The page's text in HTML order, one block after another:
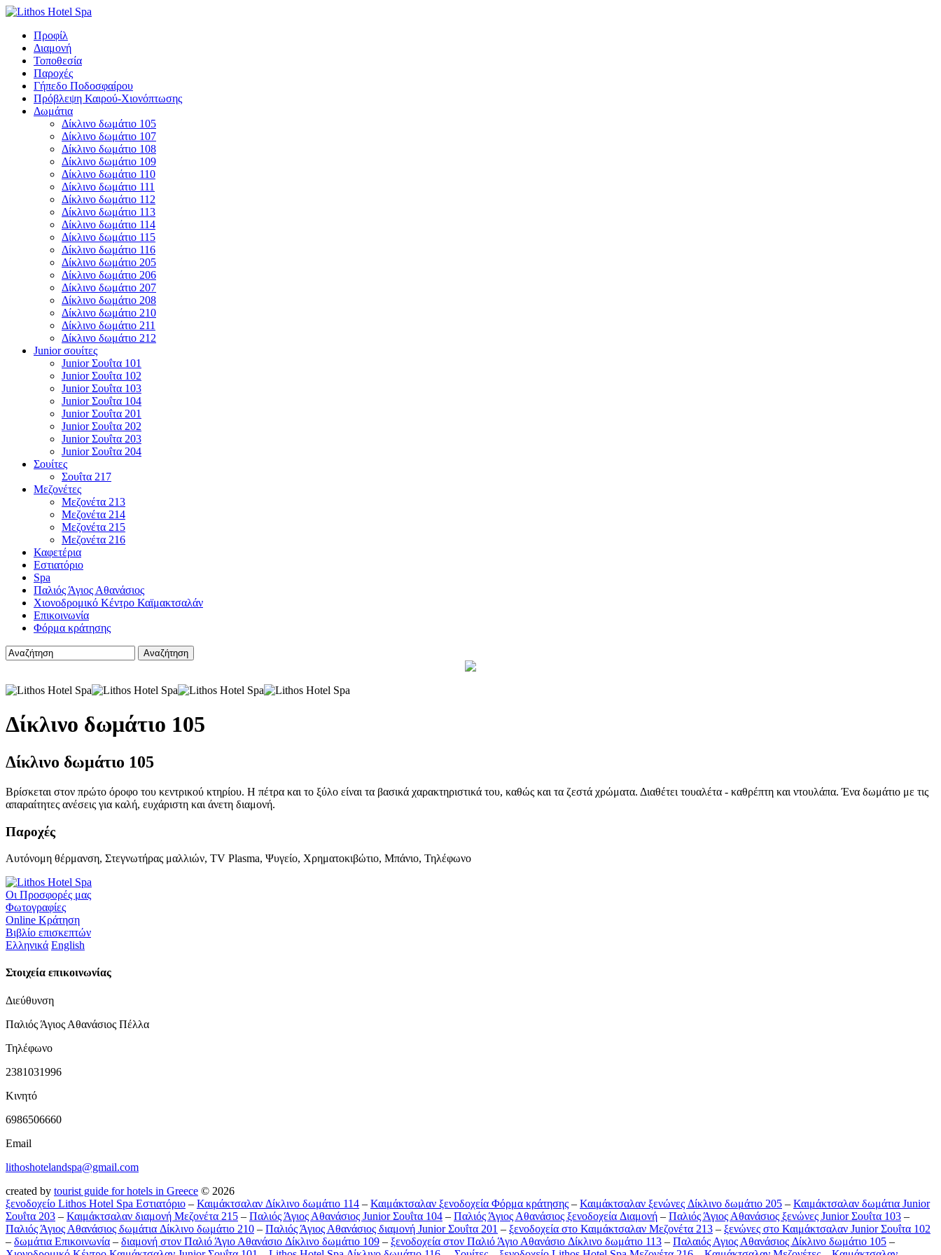
Προφίλ
Διαμονή
Τοποθεσία
Παροχές
Γήπεδο Ποδοσφαίρου
Πρόβλεψη Καιρού-Χιονόπτωσης
Δωμάτια
Δίκλινο δωμάτιο 105
Δίκλινο δωμάτιο 107
Δίκλινο δωμάτιο 108
Δίκλινο δωμάτιο 109
Δίκλινο δωμάτιο 110
Δίκλινο δωμάτιο 111
Δίκλινο δωμάτιο 112
Δίκλινο δωμάτιο 113
Δίκλινο δωμάτιο 114
Δίκλινο δωμάτιο 115
Δίκλινο δωμάτιο 116
Δίκλινο δωμάτιο 205
Δίκλινο δωμάτιο 206
Δίκλινο δωμάτιο 207
Δίκλινο δωμάτιο 208
Δίκλινο δωμάτιο 210
Δίκλινο δωμάτιο 211
Δίκλινο δωμάτιο 212
Junior σουίτες
Junior Σουΐτα 101
Junior Σουΐτα 102
Junior Σουΐτα 103
Junior Σουΐτα 104
Junior Σουΐτα 201
Junior Σουΐτα 202
Junior Σουΐτα 203
Junior Σουΐτα 204
Σουίτες
Σουΐτα 217
Μεζονέτες
Μεζονέτα 213
Μεζονέτα 214
Μεζονέτα 215
Μεζονέτα 216
Καφετέρια
Εστιατόριο
Spa
Παλιός Άγιος Αθανάσιος
Χιονοδρομικό Κέντρο Καϊμακτσαλάν
Επικοινωνία
Φόρμα κράτησης
Δίκλινο δωμάτιο 105
Δίκλινο δωμάτιο 105
Βρίσκεται στον πρώτο όροφο του κεντρικού κτηρίου. Η πέτρα και το ξύλο είναι τα βασικά χαρακτηριστικά του, καθώς και τα ζεστά χρώματα. Διαθέτει τουαλέτα - καθρέπτη και ντουλάπα. Ένα δωμάτιο με τις
απαραίτητες ανέσεις για καλή, ευχάριστη και άνετη διαμονή.
Παροχές
Αυτόνομη θέρμανση, Στεγνωτήρας μαλλιών, TV Plasma, Ψυγείο, Χρηματοκιβώτιο, Μπάνιο, Τηλέφωνο
Οι Προσφορές μας
Φωτογραφίες
Online Κράτηση
Βιβλίο επισκεπτών
Ελληνικά English
Στοιχεία επικοινωνίας
Διεύθυνση
Παλιός Άγιος Αθανάσιος Πέλλα
Τηλέφωνο
2381031996
Κινητό
6986506660
Email
lithoshotelandspa@gmail.com
created by tourist guide for hotels in Greece © 2026
ξενοδοχείο Lithos Hotel Spa Εστιατόριο – Καιμάκτσαλαν Δίκλινο δωμάτιο 114 – Καιμάκτσαλαν ξενοδοχεία Φόρμα κράτησης – Καιμάκτσαλαν ξενώνες Δίκλινο δωμάτιο 205 – Καιμάκτσαλαν δωμάτια Junior
Σουΐτα 203 – Καιμάκτσαλαν διαμονή Μεζονέτα 215 – Παλιός Άγιος Αθανάσιος Junior Σουΐτα 104 – Παλιός Άγιος Αθανάσιος ξενοδοχεία Διαμονή – Παλιός Άγιος Αθανάσιος ξενώνες Junior Σουΐτα 103 –
Παλιός Άγιος Αθανάσιος δωμάτια Δίκλινο δωμάτιο 210 – Παλιός Άγιος Αθανάσιος διαμονή Junior Σουΐτα 201 – ξενοδοχεία στο Καιμάκτσαλαν Μεζονέτα 213 – ξενώνες στο Καιμάκτσαλαν Junior Σουΐτα 102
– δωμάτια Επικοινωνία – διαμονή στον Παλιό Άγιο Αθανάσιο Δίκλινο δωμάτιο 109 – ξενοδοχεία στον Παλιό Άγιο Αθανάσιο Δίκλινο δωμάτιο 113 – Παλαιός Αγιος Αθανάσιος Δίκλινο δωμάτιο 105 –